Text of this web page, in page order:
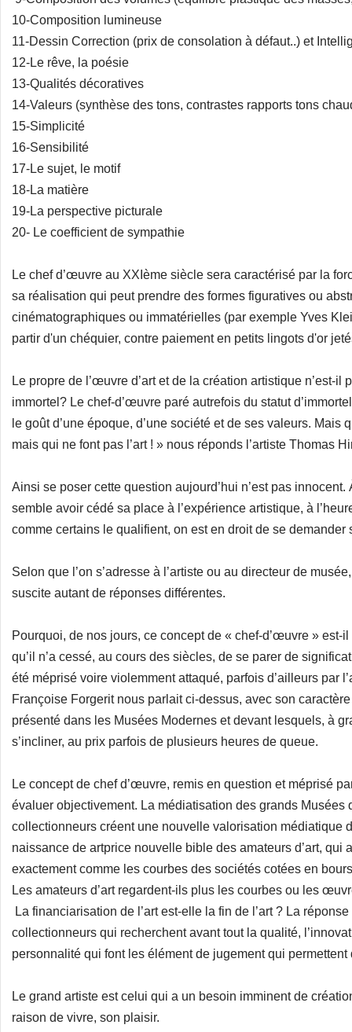
10-Composition lumineuse
11-Dessin Correction (prix de consolation à défaut..) et
12-Le rêve, la poésie
13-Qualités décoratives
14-Valeurs (synthèse des tons, contrastes rapports tons
15-Simplicité
16-Sensibilité
17-Le sujet, le motif
18-La matière
19-La perspective picturale
20- Le coefficient de sympathie
Le chef d’œuvre au XXIème siècle sera caractérisé par la
sa réalisation qui peut prendre des formes figuratives ou
cinématographiques ou immatérielles (par exemple Yves
partir d'un chéquier, contre paiement en petits lingots d'or
Le propre de l’œuvre d’art et de la création artistique n’est-
immortel? Le chef-d’œuvre paré autrefois du statut
le goût d’une époque, d’une société et de ses valeurs.
mais qui ne font pas l’art ! » nous réponds l’artiste Thomas
Ainsi se poser cette question aujourd’hui n’est pas
semble avoir cédé sa place à l’expérience artistique, à
comme certains le qualifient, on est en droit de se demander
Selon que l’on s’adresse à l’artiste ou au directeur de
suscite autant de réponses différentes.
Pourquoi, de nos jours, ce concept de « chef-d’œuvre »
qu’il n’a cessé, au cours des siècles, de se parer de
été méprisé voire violemment attaqué, parfois d’ailleurs par
Françoise Forgerit nous parlait ci-dessus, avec son
présenté dans les Musées Modernes et devant lesquels, à
s’incliner, au prix parfois de plusieurs heures de queue.
Le concept de chef d’œuvre, remis en question et méprisé
évaluer objectivement. La médiatisation des grands
collectionneurs créent une nouvelle valorisation médiatique
naissance de artprice nouvelle bible des amateurs d’art, qui
exactement comme les courbes des sociétés cotées en
Les amateurs d’art regardent-ils plus les courbes ou les
La financiarisation de l’art est-elle la fin de l’art ? La
collectionneurs qui recherchent avant tout la qualité,
personnalité qui font les élément de jugement qui
Le grand artiste est celui qui a un besoin imminent de
raison de vivre, son plaisir.